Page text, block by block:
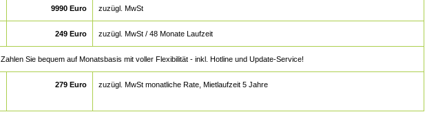
9990 Euro zuzügl. MwSt
249 Euro zuzügl. MwSt / 48 Monate Laufzeit
Zahlen Sie bequem auf Monatsbasis mit voller Flexibilität - inkl. Hotline und Update-Service!
279 Euro zuzügl. MwSt monatliche Rate, Mietlaufzeit 5 Jahre